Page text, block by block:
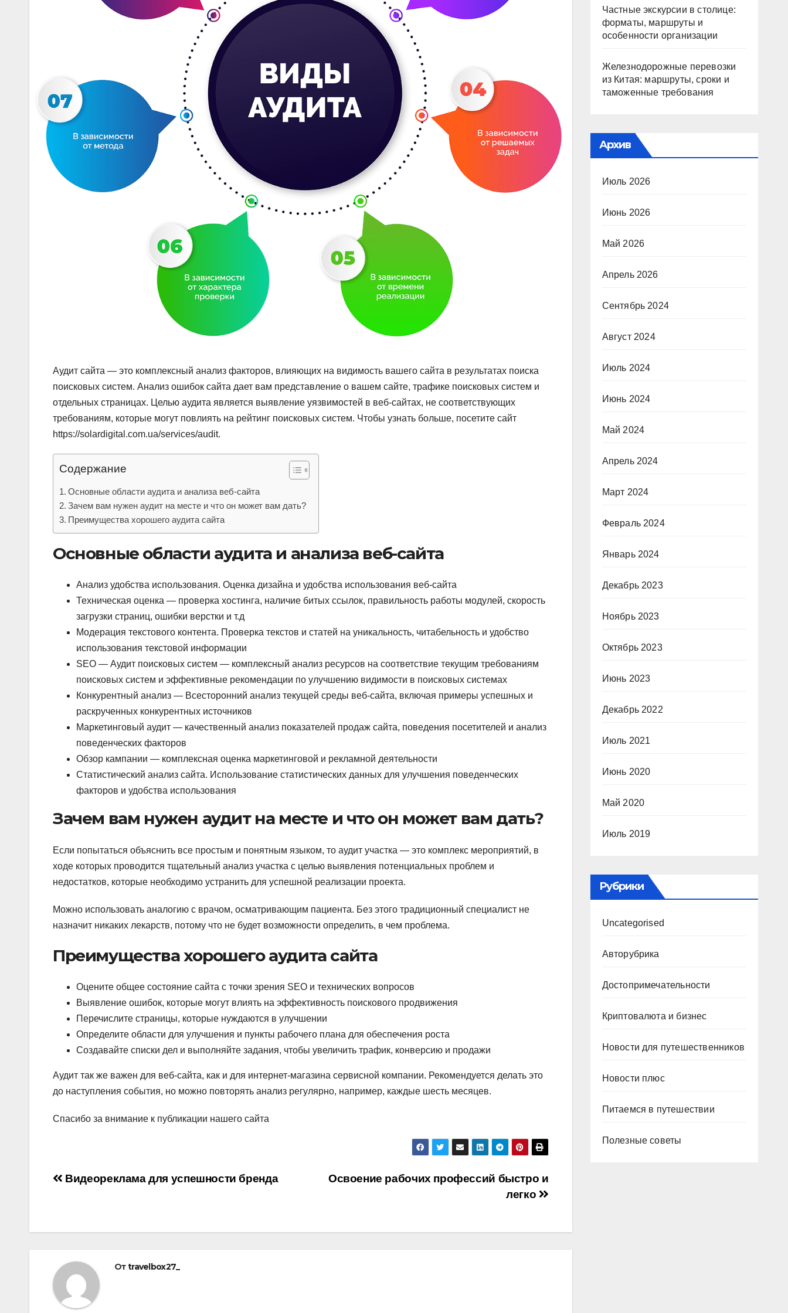
Аудит сайта — это комплексный анализ факторов, влияющих на видимость вашего сайта в результатах поиска
поисковых систем. Анализ ошибок сайта дает вам представление о вашем сайте, трафике поисковых систем и
отдельных страницах. Целью аудита является выявление уязвимостей в веб-сайтах, не соответствующих
требованиям, которые могут повлиять на рейтинг поисковых систем. Чтобы узнать больше, посетите сайт
https://solardigital.com.ua/services/audit.
Содержание
Основные области аудита и анализа веб-сайта
Зачем вам нужен аудит на месте и что он может вам дать?
Преимущества хорошего аудита сайта
Основные области аудита и анализа веб-сайта
Анализ удобства использования. Оценка дизайна и удобства использования веб-сайта
Техническая оценка — проверка хостинга, наличие битых ссылок, правильность работы модулей, скорость
загрузки страниц, ошибки верстки и т.д
Модерация текстового контента. Проверка текстов и статей на уникальность, читабельность и удобство
использования текстовой информации
SEO — Аудит поисковых систем — комплексный анализ ресурсов на соответствие текущим требованиям
поисковых систем и эффективные рекомендации по улучшению видимости в поисковых системах
Конкурентный анализ — Всесторонний анализ текущей среды веб-сайта, включая примеры успешных и
раскрученных конкурентных источников
Маркетинговый аудит — качественный анализ показателей продаж сайта, поведения посетителей и анализ
поведенческих факторов
Обзор кампании — комплексная оценка маркетинговой и рекламной деятельности
Статистический анализ сайта. Использование статистических данных для улучшения поведенческих
факторов и удобства использования
Зачем вам нужен аудит на месте и что он может вам дать?
Если попытаться объяснить все простым и понятным языком, то аудит участка — это комплекс мероприятий, в
ходе которых проводится тщательный анализ участка с целью выявления потенциальных проблем и
недостатков, которые необходимо устранить для успешной реализации проекта.
Можно использовать аналогию с врачом, осматривающим пациента. Без этого традиционный специалист не
назначит никаких лекарств, потому что не будет возможности определить, в чем проблема.
Преимущества хорошего аудита сайта
Оцените общее состояние сайта с точки зрения SEO и технических вопросов
Выявление ошибок, которые могут влиять на эффективность поискового продвижения
Перечислите страницы, которые нуждаются в улучшении
Определите области для улучшения и пункты рабочего плана для обеспечения роста
Создавайте списки дел и выполняйте задания, чтобы увеличить трафик, конверсию и продажи
Аудит так же важен для веб-сайта, как и для интернет-магазина сервисной компании. Рекомендуется делать это
до наступления события, но можно повторять анализ регулярно, например, каждые шесть месяцев.
Спасибо за внимание к публикации нашего сайта
Навигация
записям
Освоение рабочих профессий быстро и
легко
Видеореклама для успешности бренда
Отtravelbox27_
Частные экскурсии в столице:
форматы, маршруты и
особенности организации
Железнодорожные перевозки
из Китая: маршруты, сроки и
таможенные требования
Архив
Июль 2026
Июнь 2026
Май 2026
Апрель 2026
Сентябрь 2024
Август 2024
Июль 2024
Июнь 2024
Май 2024
Апрель 2024
Март 2024
Февраль 2024
Январь 2024
Декабрь 2023
Ноябрь 2023
Октябрь 2023
Июнь 2023
Декабрь 2022
Июль 2021
Июнь 2020
Май 2020
Июль 2019
Рубрики
Uncategorised
Авторубрика
Достопримечательности
Криптовалюта и бизнес
Новости для путешественников
Новости плюс
Питаемся в путешествии
Полезные советы